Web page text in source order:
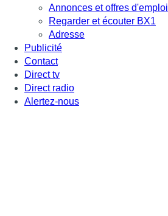
Annonces et offres d'emploi
Regarder et écouter BX1
Adresse
Publicité
Contact
Direct tv
Direct radio
Alertez-nous